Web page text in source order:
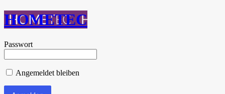
HOMETEC
Passwort
Angemeldet bleiben